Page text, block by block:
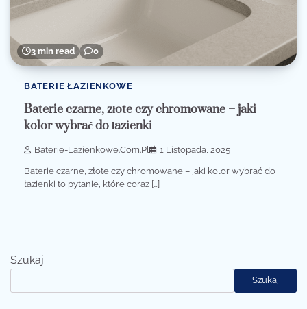
3 min read 0
BATERIE ŁAZIENKOWE
Baterie czarne, złote czy chromowane – jaki
kolor wybrać do łazienki
Baterie-Lazienkowe.com.pl 1 Listopada, 2025
Baterie czarne, złote czy chromowane – jaki kolor wybrać do
łazienki to pytanie, które coraz […]
Szukaj
Szukaj